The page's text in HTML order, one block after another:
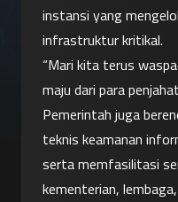
instansi yang
infrastruktur kritikal.
“Mari kita terus
maju dari para
Pemerintah juga
teknis keamanan
serta memfasilitasi
kementerian,